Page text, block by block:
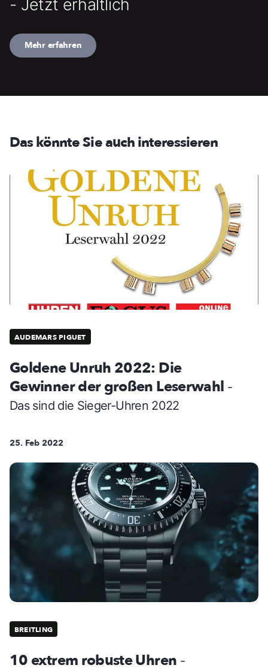
- Jetzt erhältlich
Mehr erfahren
Das könnte Sie auch interessieren
AUDEMARS PIGUET
Goldene Unruh 2022: Die
Gewinner der großen Leserwahl -
Das sind die Sieger-Uhren 2022
25. Feb 2022
BREITLING
10 extrem robuste Uhren -